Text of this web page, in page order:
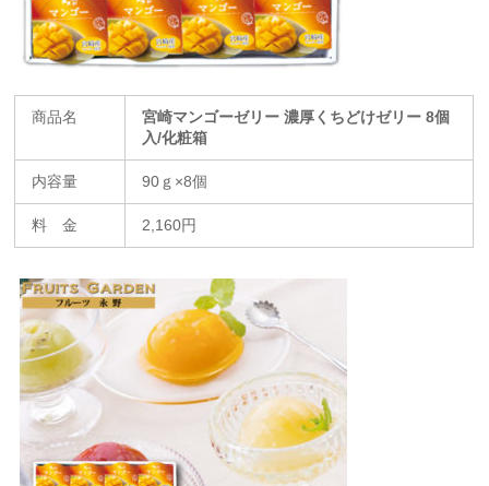
商品名
宮崎マンゴーゼリー 濃厚くちどけゼリー 8個
入/化粧箱
内容量 90ｇ×8個
料 金 2,160円